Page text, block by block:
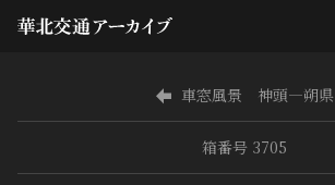
車窓風景 神頭―朔県
箱番号 3705